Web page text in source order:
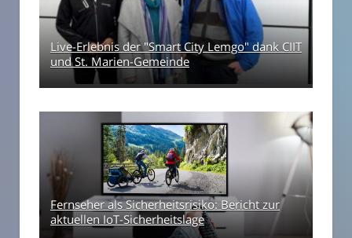
Live-Erlebnis der "Smart City Lemgo" dank CIIT
und St. Marien-Gemeinde
Fernseher als Sicherheitsrisiko: Bericht zur
aktuellen IoT-Sicherheitslage